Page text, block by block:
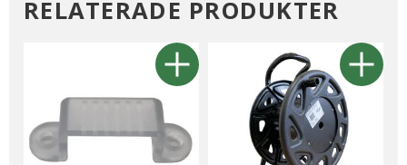
RELATERADE PRODUKTER